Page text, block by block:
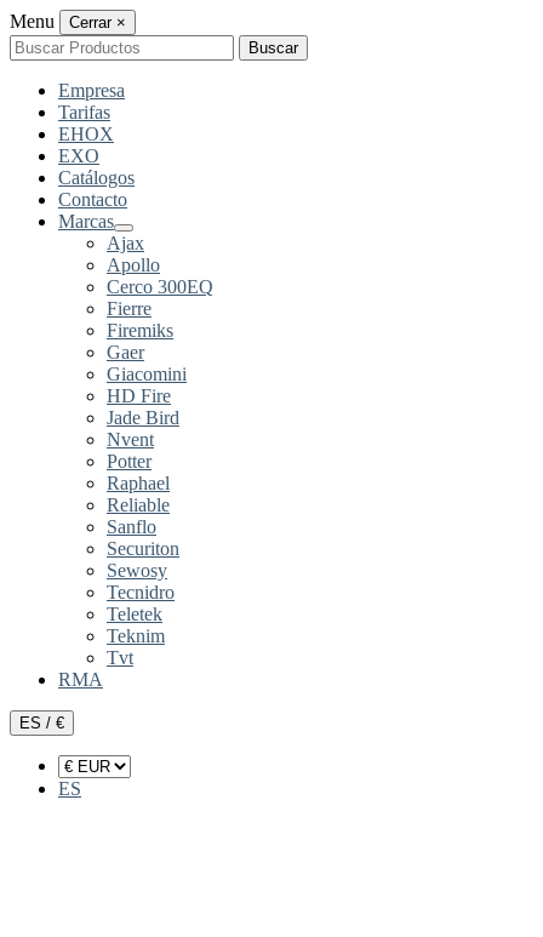
Menu Cerrar ×
Buscar
por:
Buscar
Empresa
Tarifas
EHOX
EXO
Catálogos
Contacto
Marcas
Ajax
Apollo
Cerco 300EQ
Fierre
Firemiks
Gaer
Giacomini
HD Fire
Jade Bird
Nvent
Potter
Raphael
Reliable
Sanflo
Securiton
Sewosy
Tecnidro
Teletek
Teknim
Tvt
RMA
ES / €
ES